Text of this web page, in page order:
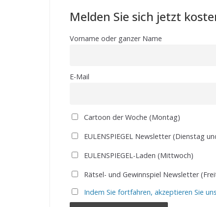
Melden Sie sich jetzt
Vorname oder ganzer Name
E-Mail
Cartoon der Woche (Montag)
EULENSPIEGEL Newsletter (Dienstag
EULENSPIEGEL-Laden (Mittwoch)
Rätsel- und Gewinnspiel Newsletter
Indem Sie fortfahren, akzeptieren Sie